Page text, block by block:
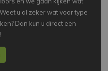
u al zeker wat voor type
Dan kun u direct een